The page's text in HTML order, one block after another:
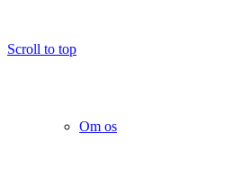
Om os
Scroll to top